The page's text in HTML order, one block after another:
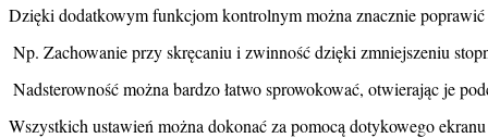
Dzięki dodatkowym funkcjom kontrolnym można znacznie
Np. Zachowanie przy skręcaniu i zwinność dzięki zmniejszeniu
Nadsterowność można bardzo łatwo sprowokować, otwierając je
Wszystkich ustawień można dokonać za pomocą dotykowego